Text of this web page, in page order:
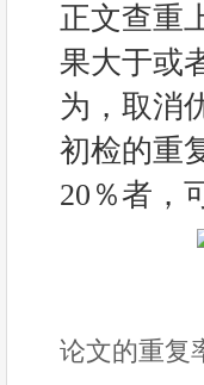
正文查重
果大于或
为，取消
初检的重
20％者，
论文的重复